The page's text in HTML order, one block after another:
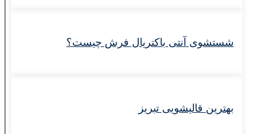
شستشوی آنتی باکتریال فرش چیست؟
بهترین قالیشویی تبریز